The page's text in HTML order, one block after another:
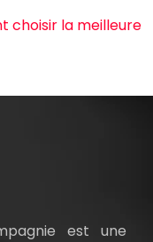
choisir la meilleure
est une